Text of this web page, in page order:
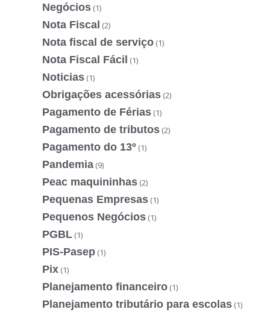
Negócios (1)
Nota Fiscal (2)
Nota fiscal de serviço (1)
Nota Fiscal Fácil (1)
Noticias (1)
Obrigações acessórias (2)
Pagamento de Férias (1)
Pagamento de tributos (2)
Pagamento do 13º (1)
Pandemia (9)
Peac maquininhas (2)
Pequenas Empresas (1)
Pequenos Negócios (1)
PGBL (1)
PIS-Pasep (1)
Pix (1)
Planejamento financeiro (1)
Planejamento tributário para escolas (1)